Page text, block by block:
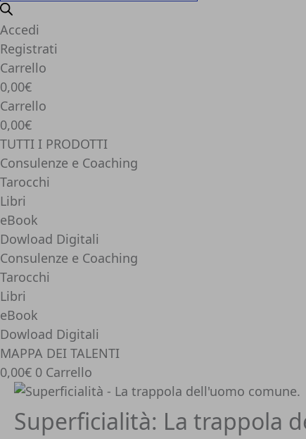
Accedi
Registrati
Carrello
0,00€
Carrello
0,00€
TUTTI I PRODOTTI
Consulenze e Coaching
Tarocchi
Libri
eBook
Dowload Digitali
Consulenze e Coaching
Tarocchi
Libri
eBook
Dowload Digitali
MAPPA DEI TALENTI
0,00€ 0 Carrello
Superficialità: La trappola